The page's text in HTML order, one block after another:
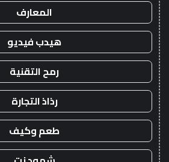
المعارف
هيدب فيديو
رمح التقنية
رذاذ التجارة
طعم وكيف